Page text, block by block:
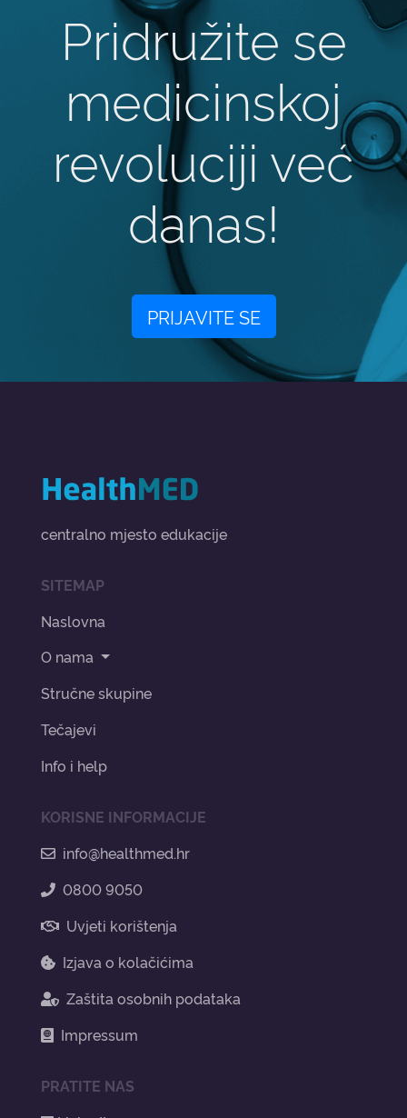
Pridružite se
medicinskoj
revoluciji već
danas!
PRIJAVITE SE
centralno mjesto edukacije
SITEMAP
Naslovna
O nama
Stručne skupine
Tečajevi
Info i help
KORISNE INFORMACIJE
info@healthmed.hr
0800 9050
Uvjeti korištenja
Izjava o kolačićima
Zaštita osobnih podataka
Impressum
PRATITE NAS